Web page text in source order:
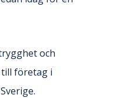
och
företag i